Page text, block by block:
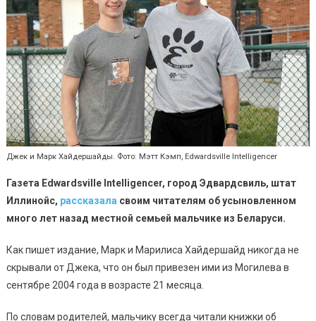
Джек и Марк Хайдершайды. Фото: Мэтт Кэмп, Edwardsville Intelligencer
Газета Edwardsville Intelligencer, город Эдвардсвиль, штат
Иллинойс, рассказала своим читателям об усыновленном
много лет назад местной семьей мальчике из Беларуси.
Как пишет издание, Марк и Марилиса Хайдершайд никогда не
скрывали от Джека, что он был привезен ими из Могилева в
сентябре 2004 года в возрасте 21 месяца.
По словам родителей, мальчику всегда читали книжки об